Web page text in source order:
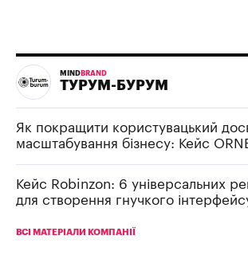
MIND BRAND
ТУРУМ-БУРУМ
Як покращити користувацький
масштабування бізнесу: Кейс
Кейс Robinzon: 6 універсальних
для створення гнучкого
ВСІ МАТЕРІАЛИ КОМПАНІЇ